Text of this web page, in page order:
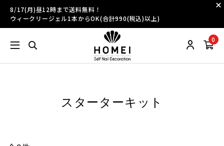
8/17(月)昼12時まで送料無料！
ウィークリージェル1本からOK(合計990(税込)以上)
0
スターターキット